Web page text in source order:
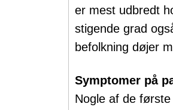
er mest udbredt
stigende grad
befolkning døjer
Symptomer på
Nogle af de